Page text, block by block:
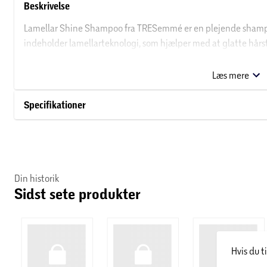
Beskrivelse
Lamellar Shine Shampoo fra TRESemmé er en plejende
indeholder lamellarteknologi, som hjælper med at glatte
TRESemmé blev grundlagt i 1948 af kosmetologen Edna L.
Læs mere
Specifikationer
Din historik
Sidst sete produkter
Hvis du